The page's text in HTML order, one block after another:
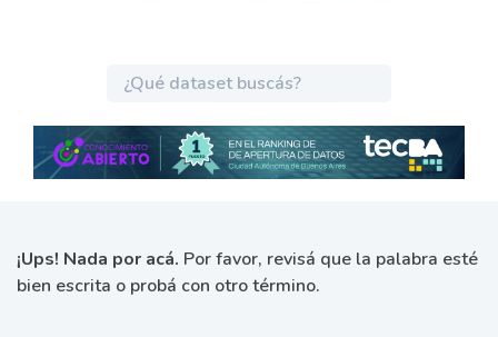
¡Ups! Nada por acá. Por favor, revisá que la palabra esté
bien escrita o probá con otro término.